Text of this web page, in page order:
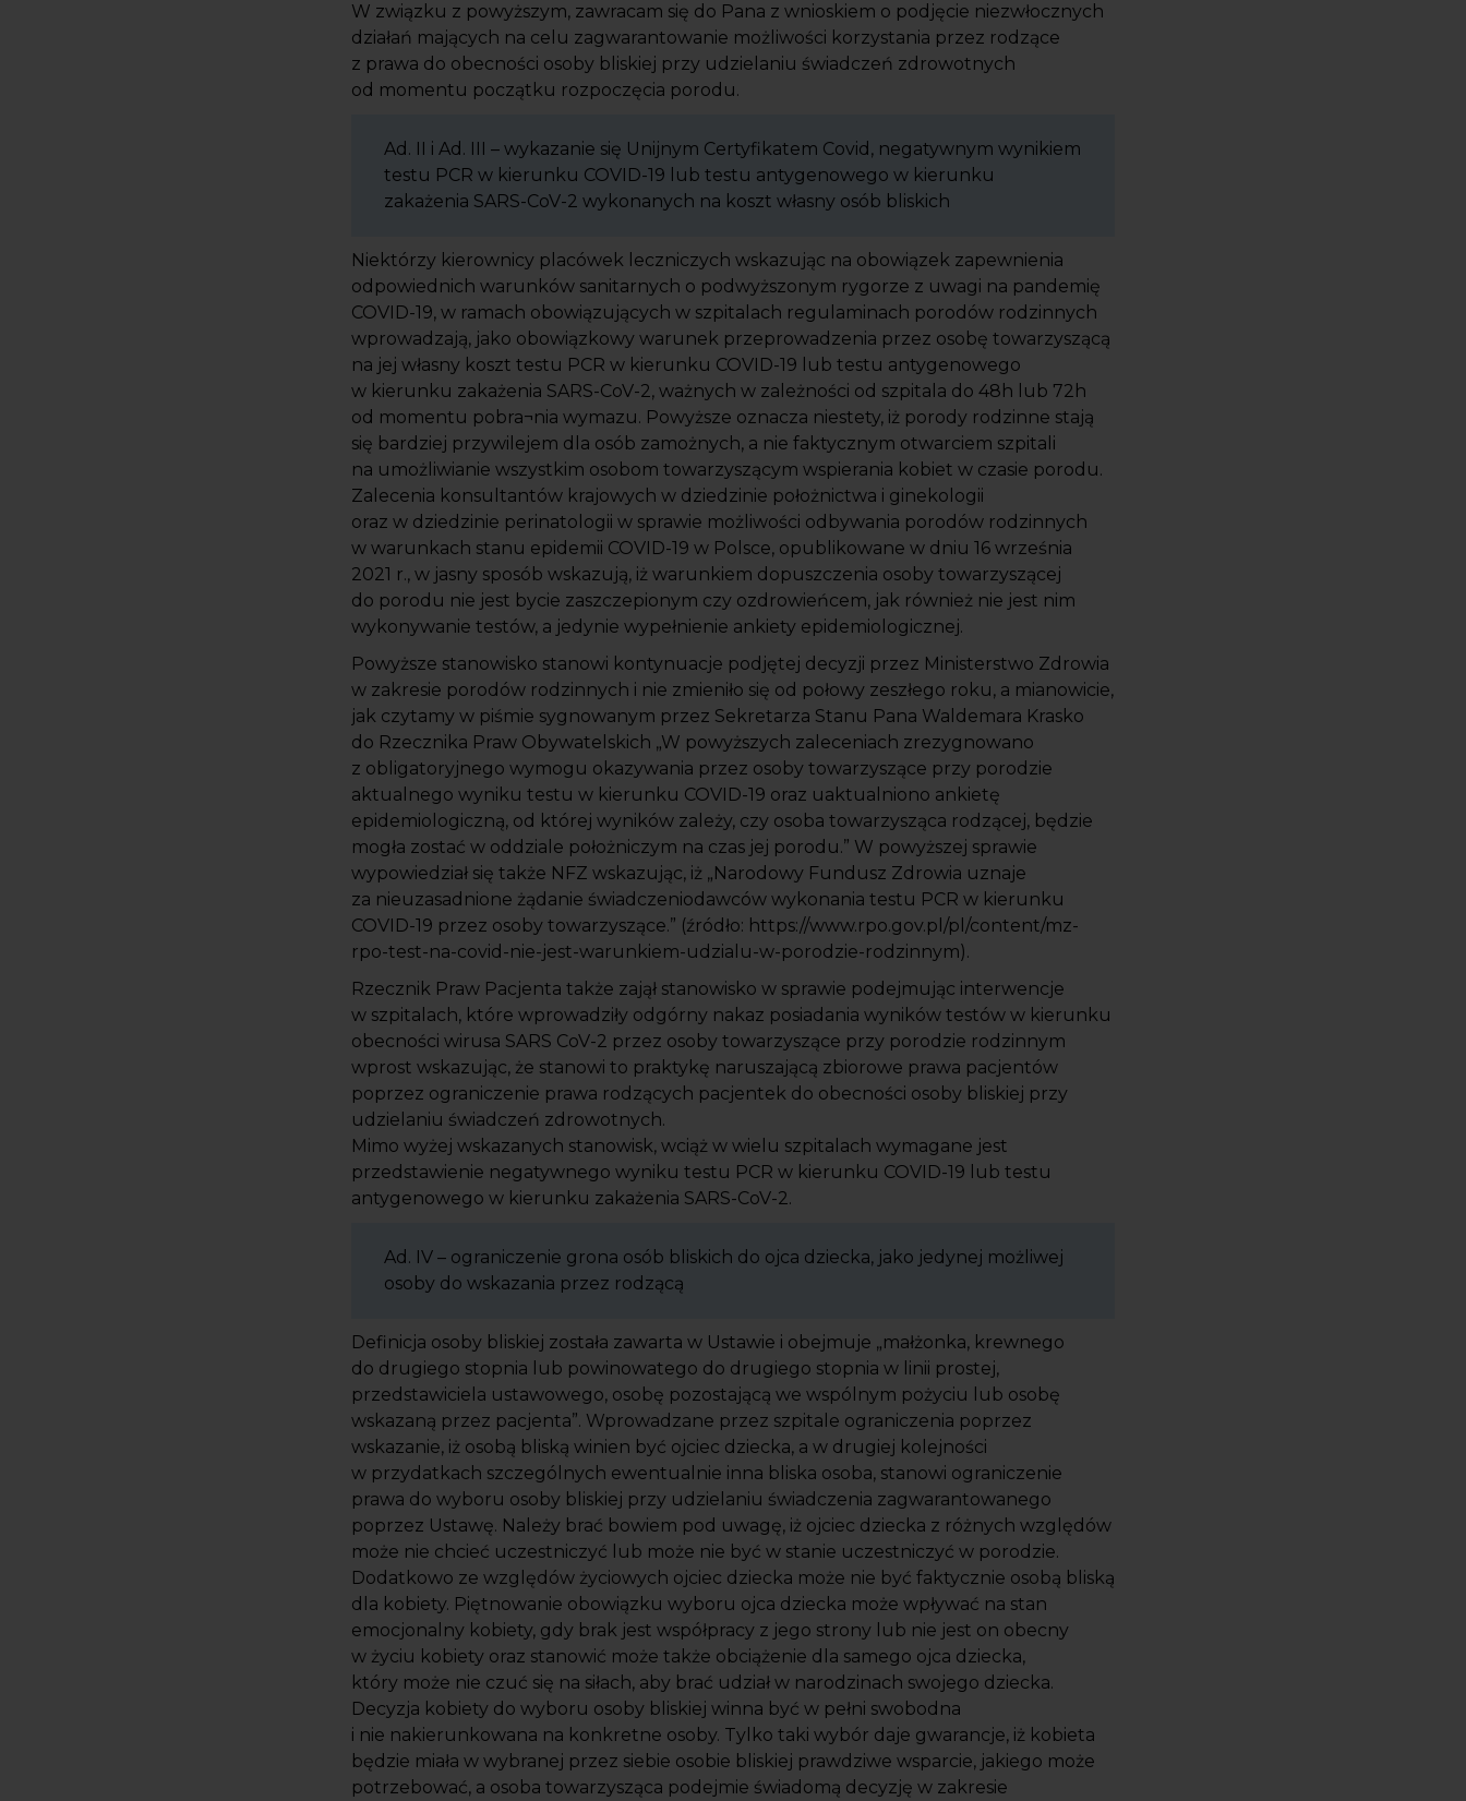
W związku z powyższym, zawracam się do Pana z wnioskiem o podjęcie niezwłocznych
działań mających na celu zagwarantowanie możliwości korzystania przez rodzące
z prawa do obecności osoby bliskiej przy udzielaniu świadczeń zdrowotnych
od momentu początku rozpoczęcia porodu.
Ad. II i Ad. III – wykazanie się Unijnym Certyfikatem Covid, negatywnym wynikiem
testu PCR w kierunku COVID-19 lub testu antygenowego w kierunku
zakażenia SARS-CoV-2 wykonanych na koszt własny osób bliskich
Niektórzy kierownicy placówek leczniczych wskazując na obowiązek zapewnienia
odpowiednich warunków sanitarnych o podwyższonym rygorze z uwagi na pandemię
COVID-19, w ramach obowiązujących w szpitalach regulaminach porodów rodzinnych
wprowadzają, jako obowiązkowy warunek przeprowadzenia przez osobę towarzyszącą
na jej własny koszt testu PCR w kierunku COVID-19 lub testu antygenowego
w kierunku zakażenia SARS-CoV-2, ważnych w zależności od szpitala do 48h lub 72h
od momentu pobra¬nia wymazu. Powyższe oznacza niestety, iż porody rodzinne stają
się bardziej przywilejem dla osób zamożnych, a nie faktycznym otwarciem szpitali
na umożliwianie wszystkim osobom towarzyszącym wspierania kobiet w czasie porodu.
Zalecenia konsultantów krajowych w dziedzinie położnictwa i ginekologii
oraz w dziedzinie perinatologii w sprawie możliwości odbywania porodów rodzinnych
w warunkach stanu epidemii COVID-19 w Polsce, opublikowane w dniu 16 września
2021 r., w jasny sposób wskazują, iż warunkiem dopuszczenia osoby towarzyszącej
do porodu nie jest bycie zaszczepionym czy ozdrowieńcem, jak również nie jest nim
wykonywanie testów, a jedynie wypełnienie ankiety epidemiologicznej.
Powyższe stanowisko stanowi kontynuacje podjętej decyzji przez Ministerstwo Zdrowia
w zakresie porodów rodzinnych i nie zmieniło się od połowy zeszłego roku, a mianowicie,
jak czytamy w piśmie sygnowanym przez Sekretarza Stanu Pana Waldemara Krasko
do Rzecznika Praw Obywatelskich „W powyższych zaleceniach zrezygnowano
z obligatoryjnego wymogu okazywania przez osoby towarzyszące przy porodzie
aktualnego wyniku testu w kierunku COVID-19 oraz uaktualniono ankietę
epidemiologiczną, od której wyników zależy, czy osoba towarzysząca rodzącej, będzie
mogła zostać w oddziale położniczym na czas jej porodu.” W powyższej sprawie
wypowiedział się także NFZ wskazując, iż „Narodowy Fundusz Zdrowia uznaje
za nieuzasadnione żądanie świadczeniodawców wykonania testu PCR w kierunku
COVID-19 przez osoby towarzyszące.” (źródło: https://www.rpo.gov.pl/pl/content/mz-
rpo-test-na-covid-nie-jest-warunkiem-udzialu-w-porodzie-rodzinnym).
Rzecznik Praw Pacjenta także zajął stanowisko w sprawie podejmując interwencje
w szpitalach, które wprowadziły odgórny nakaz posiadania wyników testów w kierunku
obecności wirusa SARS CoV-2 przez osoby towarzyszące przy porodzie rodzinnym
wprost wskazując, że stanowi to praktykę naruszającą zbiorowe prawa pacjentów
poprzez ograniczenie prawa rodzących pacjentek do obecności osoby bliskiej przy
udzielaniu świadczeń zdrowotnych.
Mimo wyżej wskazanych stanowisk, wciąż w wielu szpitalach wymagane jest
przedstawienie negatywnego wyniku testu PCR w kierunku COVID-19 lub testu
antygenowego w kierunku zakażenia SARS-CoV-2.
Ad. IV – ograniczenie grona osób bliskich do ojca dziecka, jako jedynej możliwej
osoby do wskazania przez rodzącą
Definicja osoby bliskiej została zawarta w Ustawie i obejmuje „małżonka, krewnego
do drugiego stopnia lub powinowatego do drugiego stopnia w linii prostej,
przedstawiciela ustawowego, osobę pozostającą we wspólnym pożyciu lub osobę
wskazaną przez pacjenta”. Wprowadzane przez szpitale ograniczenia poprzez
wskazanie, iż osobą bliską winien być ojciec dziecka, a w drugiej kolejności
w przydatkach szczególnych ewentualnie inna bliska osoba, stanowi ograniczenie
prawa do wyboru osoby bliskiej przy udzielaniu świadczenia zagwarantowanego
poprzez Ustawę. Należy brać bowiem pod uwagę, iż ojciec dziecka z różnych względów
może nie chcieć uczestniczyć lub może nie być w stanie uczestniczyć w porodzie.
Dodatkowo ze względów życiowych ojciec dziecka może nie być faktycznie osobą bliską
dla kobiety. Piętnowanie obowiązku wyboru ojca dziecka może wpływać na stan
emocjonalny kobiety, gdy brak jest współpracy z jego strony lub nie jest on obecny
w życiu kobiety oraz stanowić może także obciążenie dla samego ojca dziecka,
który może nie czuć się na siłach, aby brać udział w narodzinach swojego dziecka.
Decyzja kobiety do wyboru osoby bliskiej winna być w pełni swobodna
i nie nakierunkowana na konkretne osoby. Tylko taki wybór daje gwarancje, iż kobieta
będzie miała w wybranej przez siebie osobie bliskiej prawdziwe wsparcie, jakiego może
potrzebować, a osoba towarzysząca podejmie świadomą decyzję w zakresie